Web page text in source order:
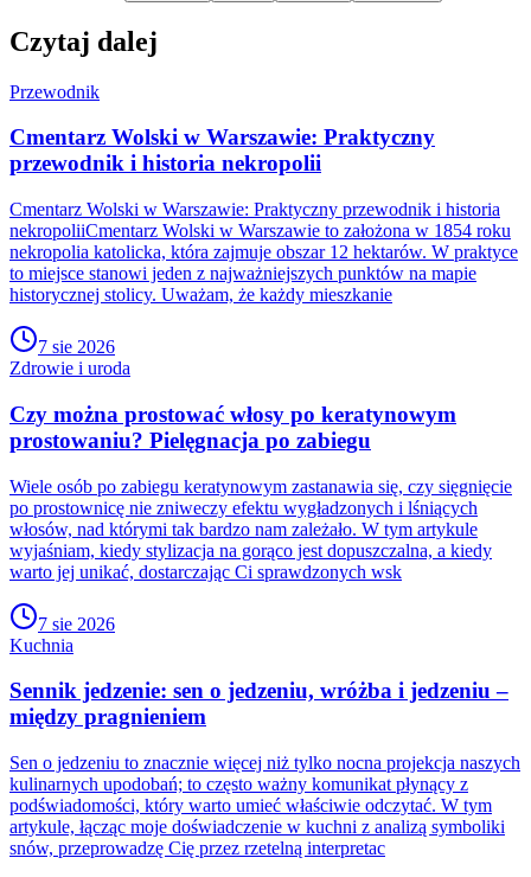
Czytaj dalej
Przewodnik
Cmentarz Wolski w Warszawie: Praktyczny
przewodnik i historia nekropolii
Cmentarz Wolski w Warszawie: Praktyczny przewodnik i historia
nekropoliiCmentarz Wolski w Warszawie to założona w 1854 roku
nekropolia katolicka, która zajmuje obszar 12 hektarów. W praktyce
to miejsce stanowi jeden z najważniejszych punktów na mapie
historycznej stolicy. Uważam, że każdy mieszkanie
7 sie 2026
Zdrowie i uroda
Czy można prostować włosy po keratynowym
prostowaniu? Pielęgnacja po zabiegu
Wiele osób po zabiegu keratynowym zastanawia się, czy sięgnięcie
po prostownicę nie zniweczy efektu wygładzonych i lśniących
włosów, nad którymi tak bardzo nam zależało. W tym artykule
wyjaśniam, kiedy stylizacja na gorąco jest dopuszczalna, a kiedy
warto jej unikać, dostarczając Ci sprawdzonych wsk
7 sie 2026
Kuchnia
Sennik jedzenie: sen o jedzeniu, wróżba i jedzeniu –
między pragnieniem
Sen o jedzeniu to znacznie więcej niż tylko nocna projekcja naszych
kulinarnych upodobań; to często ważny komunikat płynący z
podświadomości, który warto umieć właściwie odczytać. W tym
artykule, łącząc moje doświadczenie w kuchni z analizą symboliki
snów, przeprowadzę Cię przez rzetelną interpretac